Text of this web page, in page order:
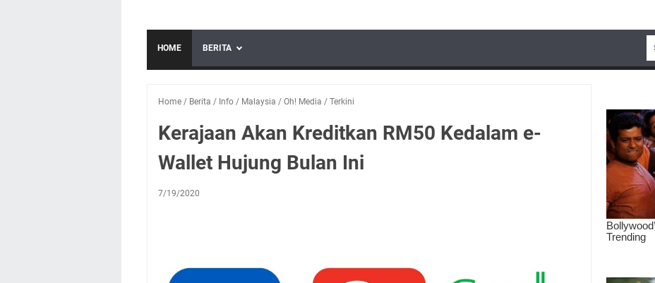
HOME BERITA
Home / Berita / Info / Malaysia / Oh! Media / Terkini
Kerajaan Akan Kreditkan RM50 Kedalam e-
Wallet Hujung Bulan Ini
7/19/2020